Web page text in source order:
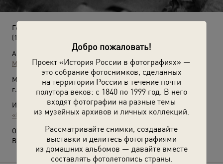
Добро пожаловать!
Проект «История России в фотографиях» —
это собрание фотоснимков, сделанных
на территории России в течение почти
полутора веков: с 1840 по 1999 год. В него
входят фотографии на разные темы
из музейных архивов и личных коллекций.
Рассматривайте снимки, создавайте
выставки и делитесь фотографиями
из домашних альбомов — давайте вместе
составлять фотолетопись страны.
Георгиевский кавалер
(1917 год)
Автор:
Михаил Смодор
Место съемки:
г. Галич
Источники:
«Костромская старина»
О фотографии:
Выставка
«Защитники Отечества»с этой фотографией.